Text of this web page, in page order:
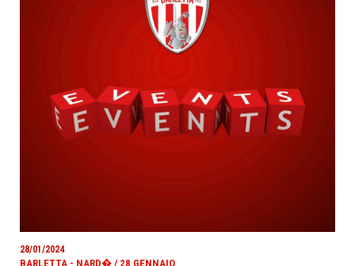
28/01/2024
BARLETTA - NARD� / 28 GENNAIO